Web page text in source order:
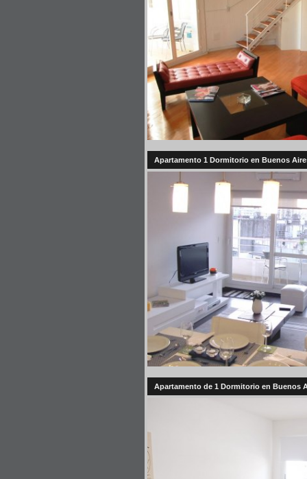
Apartamento 1 Dormitorio en Buenos
Apartamento de 1 Dormitorio en Buenos